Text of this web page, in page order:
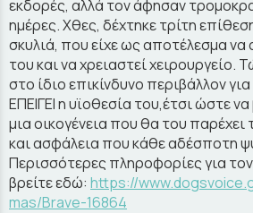
εκδορές, αλλά τον άφησαν
ημέρες. Χθες, δέχτηκε τρίτη
σκυλιά, που είχε ως αποτέλεσμα να
του και να χρειαστεί χειρουργείο.
στο ίδιο επικίνδυνο περιβάλλον
ΕΠΕΙΓΕΙ η υϊοθεσία του,έτσι ώστε να
μια οικογένεια που θα του
και ασφάλεια που κάθε αδέσποτη
Περισσότερες πληροφορίες για
βρείτε εδώ: https://
mas/Brave-16864